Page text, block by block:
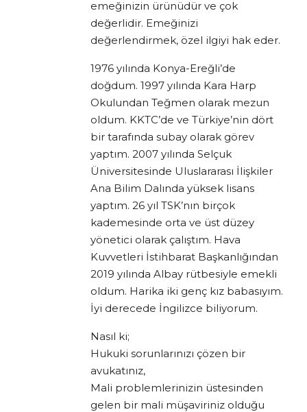
emeğinizin ürünüdür ve çok
değerlidir. Emeğinizi
değerlendirmek, özel ilgiyi hak eder.
1976 yılında Konya-Ereğli’de
doğdum. 1997 yılında Kara Harp
Okulundan Teğmen olarak mezun
oldum. KKTC’de ve Türkiye’nin dört
bir tarafında subay olarak görev
yaptım. 2007 yılında Selçuk
Üniversitesinde Uluslararası İlişkiler
Ana Bilim Dalında yüksek lisans
yaptım. 26 yıl TSK’nın birçok
kademesinde orta ve üst düzey
yönetici olarak çalıştım. Hava
Kuvvetleri İstihbarat Başkanlığından
2019 yılında Albay rütbesiyle emekli
oldum. Harika iki genç kız babasıyım.
İyi derecede İngilizce biliyorum.
Nasıl ki;
Hukuki sorunlarınızı çözen bir
avukatınız,
Mali problemlerinizin üstesinden
gelen bir mali müşaviriniz olduğu